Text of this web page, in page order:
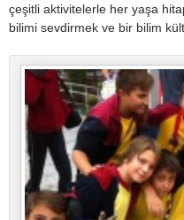
çeşitli aktivitelerle her yaşa
bilimi sevdirmek ve bir bilim